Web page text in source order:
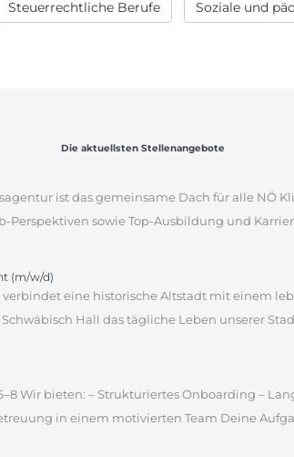
Steuerrechtliche Berufe Soziale und
Die aktuellsten Stellenangebote
ist das gemeinsame Dach für alle NÖ
sowie Top-Ausbildung und
(m/w/d)
verbindet eine historische Altstadt mit einem
Hall das tägliche Leben unserer
Wir bieten: – Strukturiertes Onboarding –
in einem motivierten Team Deine